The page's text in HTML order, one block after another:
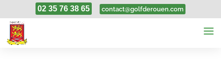
02 35 76 38 65 contact@golfderouen.com